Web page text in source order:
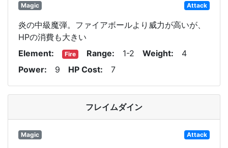
Magic Attack
炎の中級魔弾。ファイアボールより威力が高いが、
HPの消費も大きい
Element
Fire Range 1-2 Weight
4
Power
9 HP Cost 7
フレイムダイン
Magic Attack